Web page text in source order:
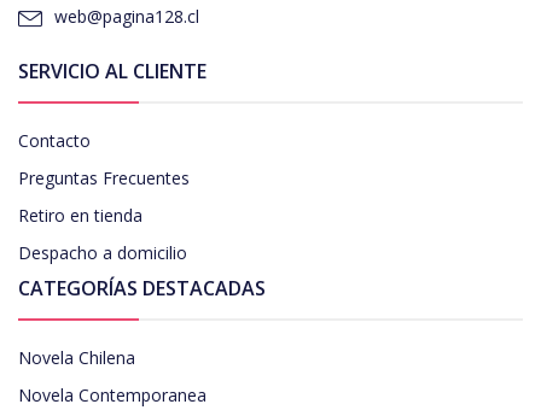
web@pagina128.cl
SERVICIO AL CLIENTE
Contacto
Preguntas Frecuentes
Retiro en tienda
Despacho a domicilio
CATEGORÍAS DESTACADAS
Novela Chilena
Novela Contemporanea